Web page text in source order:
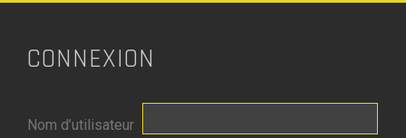
CONNEXION
Nom d’utilisateur